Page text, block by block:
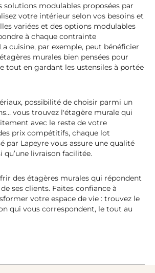
solutions modulables proposées par
votre intérieur selon vos besoins et
variées et des options modulables
à chaque contrainte
cuisine, par exemple, peut bénéficier
murales bien pensées pour
tout en gardant les ustensiles à portée
possibilité de choisir parmi un
vous trouvez l'étagère murale qui
avec le reste de votre
prix compétitifs, chaque lot
par Lapeyre vous assure une qualité
qu’une livraison facilitée.
des étagères murales qui répondent
ses clients. Faites confiance à
votre espace de vie : trouvez le
qui vous correspondent, le tout au